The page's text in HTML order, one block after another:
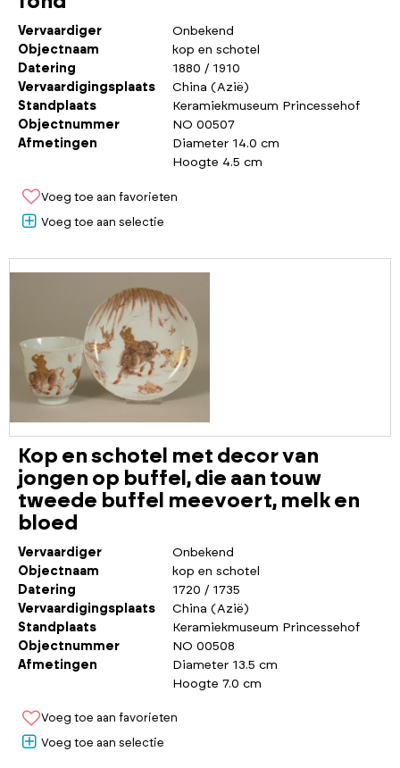
Vervaardiger
Onbekend
Objectnaam
kop en schotel
Datering
1880 / 1910
Vervaardigingsplaats
China (Azië)
Standplaats
Keramiekmuseum Princessehof
Objectnummer
NO 00507
Afmetingen
Diameter 14.0 cm
Hoogte 4.5 cm
Voeg toe aan favorieten
Voeg toe aan selectie
Kop en schotel met decor van
jongen op buffel, die aan touw
tweede buffel meevoert, melk en
bloed
Vervaardiger
Onbekend
Objectnaam
kop en schotel
Datering
1720 / 1735
Vervaardigingsplaats
China (Azië)
Standplaats
Keramiekmuseum Princessehof
Objectnummer
NO 00508
Afmetingen
Diameter 13.5 cm
Hoogte 7.0 cm
Voeg toe aan favorieten
Voeg toe aan selectie